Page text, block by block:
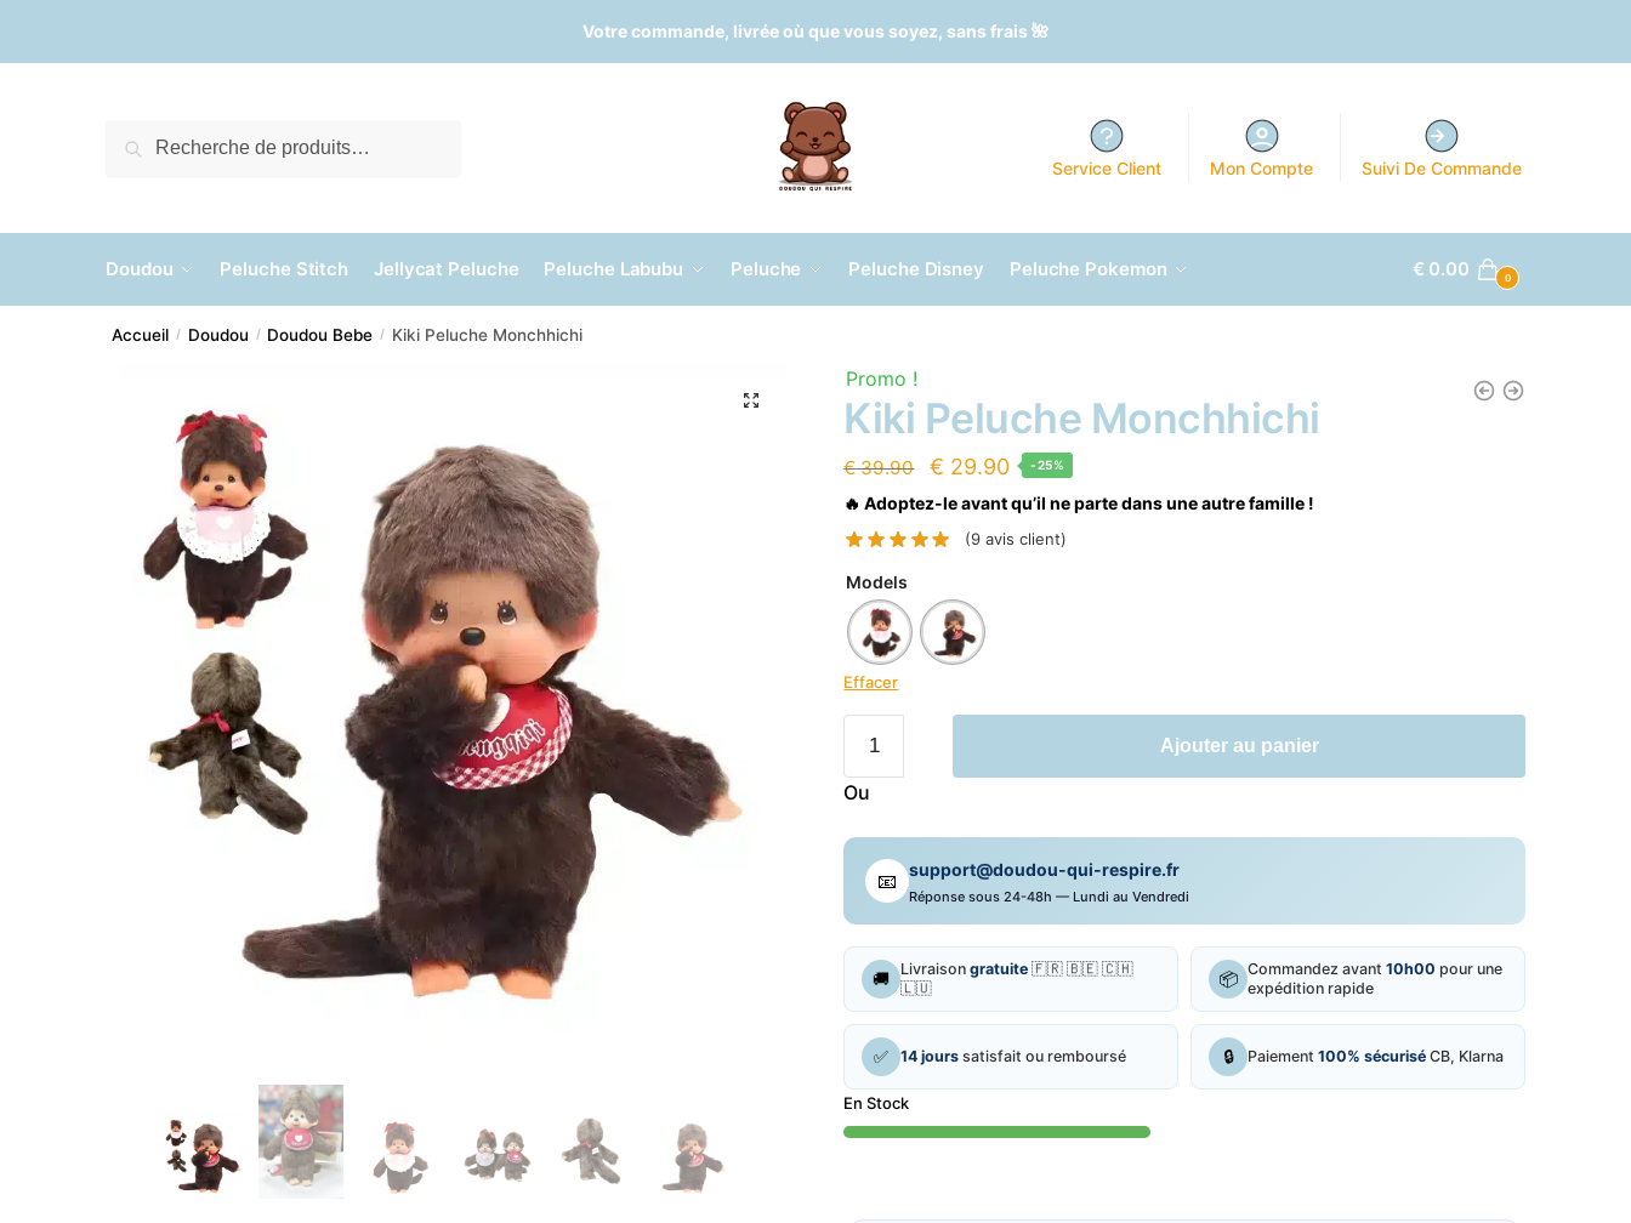
Votre commande, livrée où que vous soyez, sans frais 🌺
Recherche
pour :
Recherche
Service Client
Mon Compte Suivi De Commande
Doudou Peluche Stitch Jellycat Peluche Peluche Labubu Peluche Peluche Disney Peluche Pokemon € 0.00 0
Accueil / Doudou / Doudou Bebe / Kiki Peluche Monchhichi
🔍
Promo !
Kiki Peluche Monchhichi
€39.90
Le
prix
initial
€ 39.90.
€ 29.90Le
prix
actuel
-25%
🔥 Adoptez-le avant qu’il ne parte dans une autre famille !
(9avis client)
Models
Effacer
Kiki
Monchhichi
Ajouter au panier
Ou
📧 support@doudou-qui-respire.fr
Réponse sous 24-48h — Lundi au Vendredi
🚚 Livraisongratuite 🇫🇷 🇧🇪 🇨🇭
🇱🇺
📦 Commandez avant10h00 pour une
expédition rapide
✅ 14 jours satisfait ou remboursé 🔒 Paiement100% sécurisé CB, Klarna
En Stock